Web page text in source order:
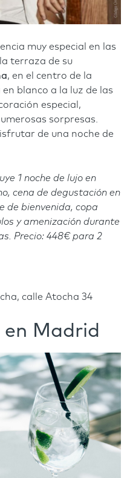
muy especial en las
terraza de su
, en el centro de la
blanco a la luz de las
especial,
sorpresas.
de una noche de
1 noche de lujo en
cena de degustación en
de bienvenida, copa
y amenización durante
Precio: 448€ para 2
calle Atocha 34
en Madrid